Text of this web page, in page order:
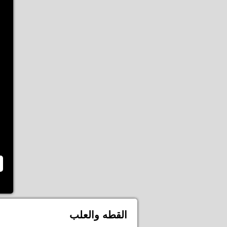
القطه والعلب